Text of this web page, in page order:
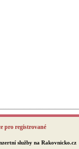
pro registrované
služby na Rakovnicko.cz